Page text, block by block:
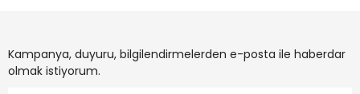
Kampanya, duyuru, bilgilendirmelerden e-posta ile haberdar
olmak istiyorum.